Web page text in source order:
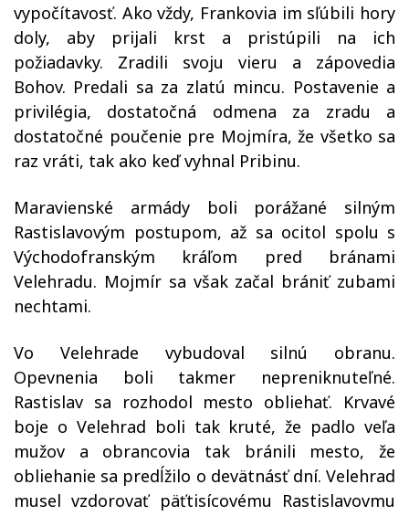
vypočítavosť. Ako vždy, Frankovia im sľúbili hory
doly, aby prijali krst a pristúpili na ich
požiadavky. Zradili svoju vieru a zápovedia
Bohov. Predali sa za zlatú mincu. Postavenie a
privilégia, dostatočná odmena za zradu a
dostatočné poučenie pre Mojmíra, že všetko sa
raz vráti, tak ako keď vyhnal Pribinu.
Maravienské armády boli porážané silným
Rastislavovým postupom, až sa ocitol spolu s
Východofranským kráľom pred bránami
Velehradu. Mojmír sa však začal brániť zubami
nechtami.
Vo Velehrade vybudoval silnú obranu.
Opevnenia boli takmer nepreniknuteľné.
Rastislav sa rozhodol mesto obliehať. Krvavé
boje o Velehrad boli tak kruté, že padlo veľa
mužov a obrancovia tak bránili mesto, že
obliehanie sa predĺžilo o devätnásť dní. Velehrad
musel vzdorovať päťtisícovému Rastislavovmu